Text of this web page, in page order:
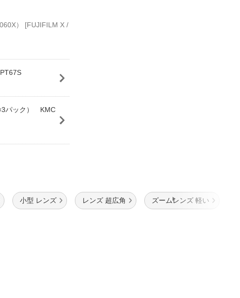
） [FUJIFILM X /
パック） KMC
小型 レンズ レンズ 超広角 ズームレンズ 軽い